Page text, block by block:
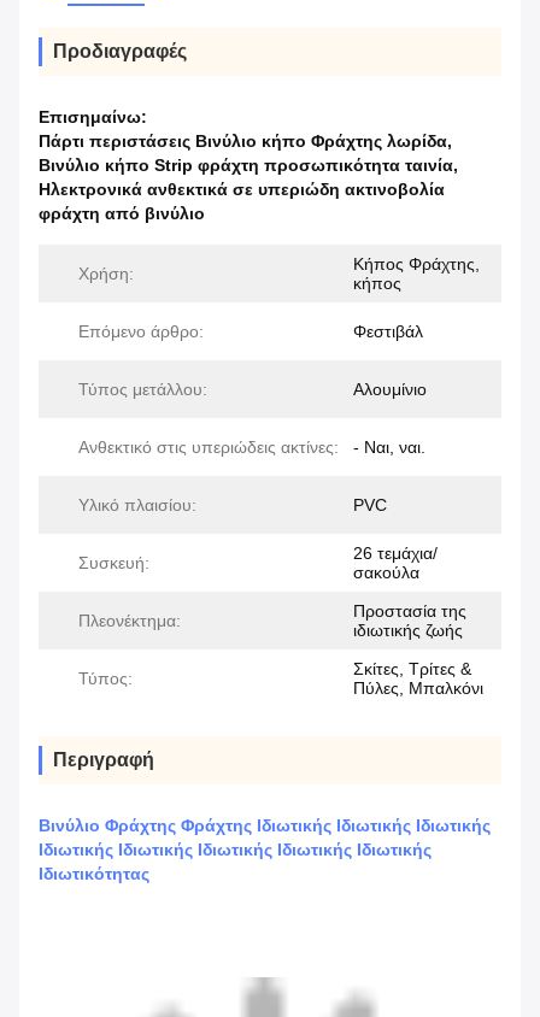
Προδιαγραφές
Επισημαίνω:
Πάρτι περιστάσεις Βινύλιο κήπο Φράχτης λωρίδα,
Βινύλιο κήπο Strip φράχτη προσωπικότητα ταινία,
Ηλεκτρονικά ανθεκτικά σε υπεριώδη ακτινοβολία
φράχτη από βινύλιο
Χρήση:
Κήπος Φράχτης,
κήπος
Επόμενο άρθρο: Φεστιβάλ
Τύπος μετάλλου: Αλουμίνιο
Ανθεκτικό στις υπεριώδεις ακτίνες: - Ναι, ναι.
Υλικό πλαισίου: PVC
Συσκευή:
26 τεμάχια/
σακούλα
Πλεονέκτημα:
Προστασία της
ιδιωτικής ζωής
Τύπος:
Σκίτες, Τρίτες &
Πύλες, Μπαλκόνι
Περιγραφή
Βινύλιο Φράχτης Φράχτης Ιδιωτικής Ιδιωτικής Ιδιωτικής
Ιδιωτικής Ιδιωτικής Ιδιωτικής Ιδιωτικής Ιδιωτικής
Ιδιωτικότητας